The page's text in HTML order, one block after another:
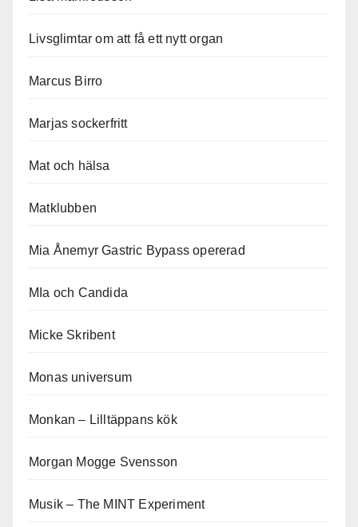
Livsglimtar om att få ett nytt organ
Marcus Birro
Marjas sockerfritt
Mat och hälsa
Matklubben
Mia Ånemyr Gastric Bypass opererad
MIa och Candida
Micke Skribent
Monas universum
Monkan – Lilltäppans kök
Morgan Mogge Svensson
Musik – The MINT Experiment